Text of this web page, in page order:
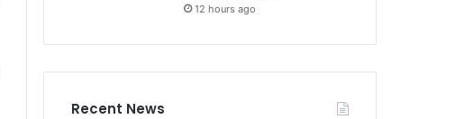
12 hours ago
Recent News